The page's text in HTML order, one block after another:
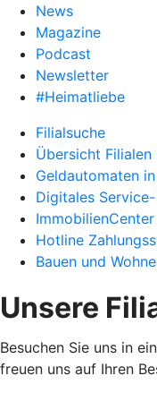
News
Magazine
Podcast
Newsletter
#Heimatliebe
Filialsuche
Übersicht Filialen
Geldautomaten
Digitales
ImmobilienCenter
Hotline
Bauen und
Unsere
Besuchen Sie uns in
freuen uns auf Ihren